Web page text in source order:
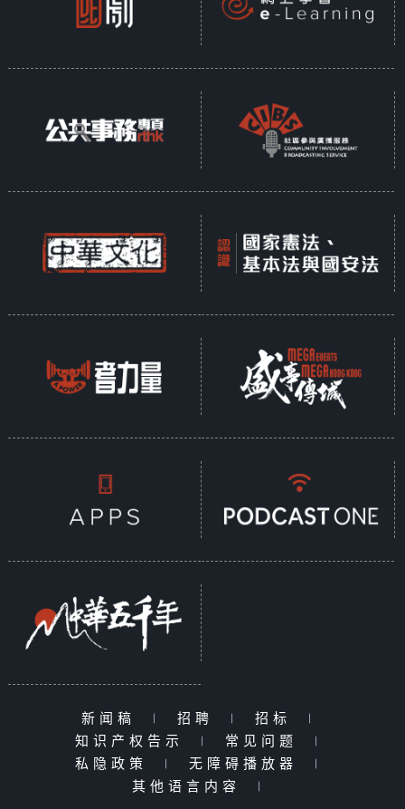
新闻稿 | 招聘 | 招标
|
知识产权告示
| 常见问题
|
私隐政策
| 无障碍播放器
|
其他语言内容
|